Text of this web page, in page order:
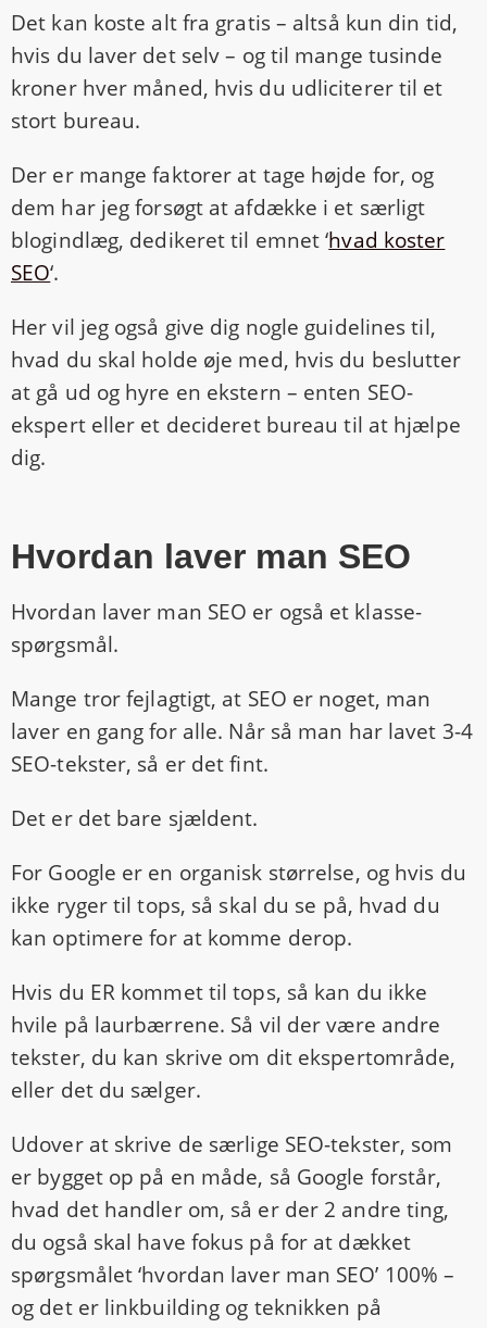
Det kan koste alt fra gratis – altså kun din tid,
hvis du laver det selv – og til mange tusinde
kroner hver måned, hvis du udliciterer til et
stort bureau.
Der er mange faktorer at tage højde for, og
dem har jeg forsøgt at afdække i et særligt
blogindlæg, dedikeret til emnet ‘hvad koster
SEO‘.
Her vil jeg også give dig nogle guidelines til,
hvad du skal holde øje med, hvis du beslutter
at gå ud og hyre en ekstern – enten SEO-
ekspert eller et decideret bureau til at hjælpe
dig.
Hvordan laver man SEO
Hvordan laver man SEO er også et klasse-
spørgsmål.
Mange tror fejlagtigt, at SEO er noget, man
laver en gang for alle. Når så man har lavet 3-4
SEO-tekster, så er det fint.
Det er det bare sjældent.
For Google er en organisk størrelse, og hvis du
ikke ryger til tops, så skal du se på, hvad du
kan optimere for at komme derop.
Hvis du ER kommet til tops, så kan du ikke
hvile på laurbærrene. Så vil der være andre
tekster, du kan skrive om dit ekspertområde,
eller det du sælger.
Udover at skrive de særlige SEO-tekster, som
er bygget op på en måde, så Google forstår,
hvad det handler om, så er der 2 andre ting,
du også skal have fokus på for at dækket
spørgsmålet ‘hvordan laver man SEO’ 100% –
og det er linkbuilding og teknikken på